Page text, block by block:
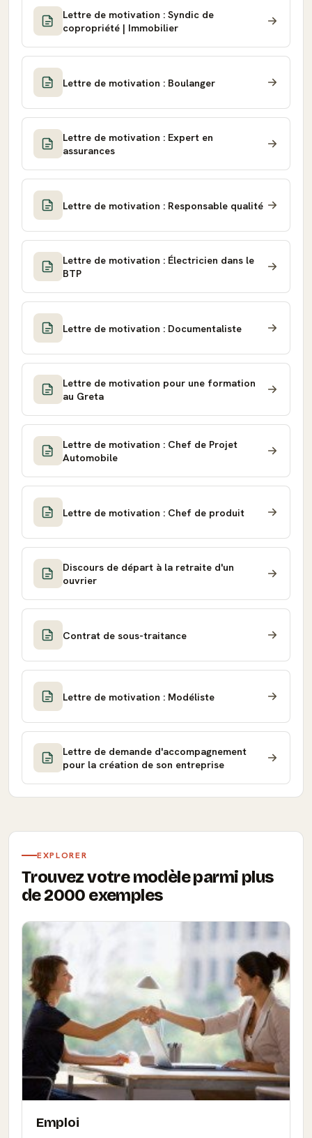
Lettre de motivation : Syndic de
copropriété | Immobilier
Lettre de motivation : Boulanger
Lettre de motivation : Expert en
assurances
Lettre de motivation : Responsable qualité
Lettre de motivation : Électricien dans le
BTP
Lettre de motivation : Documentaliste
Lettre de motivation pour une formation
au Greta
Lettre de motivation : Chef de Projet
Automobile
Lettre de motivation : Chef de produit
Discours de départ à la retraite d'un
ouvrier
Contrat de sous-traitance
Lettre de motivation : Modéliste
Lettre de demande d'accompagnement
pour la création de son entreprise
EXPLORER
Trouvez votre modèle parmi plus
de 2000 exemples
Emploi